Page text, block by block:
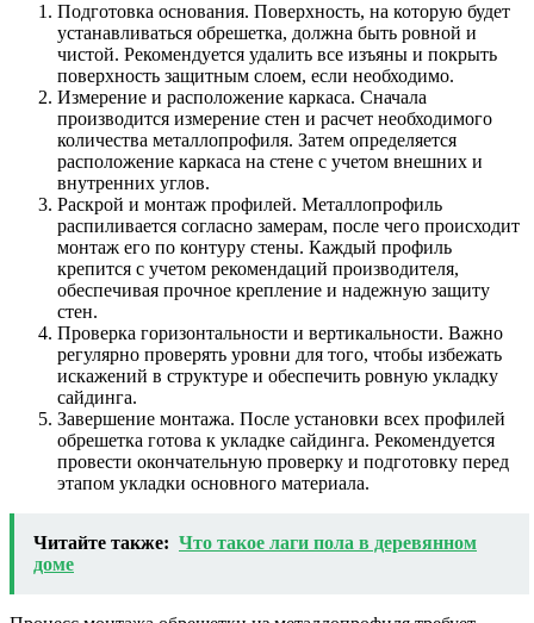
Подготовка основания. Поверхность, на которую будет
устанавливаться обрешетка, должна быть ровной и
чистой. Рекомендуется удалить все изъяны и покрыть
поверхность защитным слоем, если необходимо.
Измерение и расположение каркаса. Сначала
производится измерение стен и расчет необходимого
количества металлопрофиля. Затем определяется
расположение каркаса на стене с учетом внешних и
внутренних углов.
Раскрой и монтаж профилей. Металлопрофиль
распиливается согласно замерам, после чего происходит
монтаж его по контуру стены. Каждый профиль
крепится с учетом рекомендаций производителя,
обеспечивая прочное крепление и надежную защиту
стен.
Проверка горизонтальности и вертикальности. Важно
регулярно проверять уровни для того, чтобы избежать
искажений в структуре и обеспечить ровную укладку
сайдинга.
Завершение монтажа. После установки всех профилей
обрешетка готова к укладке сайдинга. Рекомендуется
провести окончательную проверку и подготовку перед
этапом укладки основного материала.
Читайте также: Что такое лаги пола в деревянном
доме